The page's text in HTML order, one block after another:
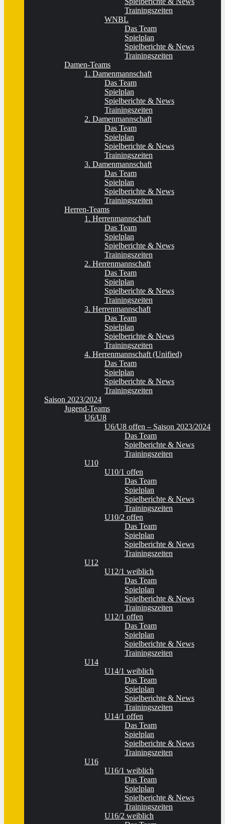
Trainingszeiten
WNBL
Das Team
Spielplan
Spielberichte & News
Trainingszeiten
Damen-Teams
1. Damenmannschaft
Das Team
Spielplan
Spielberichte & News
Trainingszeiten
2. Damenmannschaft
Das Team
Spielplan
Spielberichte & News
Trainingszeiten
3. Damenmannschaft
Das Team
Spielplan
Spielberichte & News
Trainingszeiten
Herren-Teams
1. Herrenmannschaft
Das Team
Spielplan
Spielberichte & News
Trainingszeiten
2. Herrenmannschaft
Das Team
Spielplan
Spielberichte & News
Trainingszeiten
3. Herrenmannschaft
Das Team
Spielplan
Spielberichte & News
Trainingszeiten
4. Herrenmannschaft (Unified)
Das Team
Spielplan
Spielberichte & News
Trainingszeiten
Saison 2023/2024
Jugend-Teams
U6/U8
U6/U8 offen – Saison 2023/2024
Das Team
Spielberichte & News
Trainingszeiten
U10
U10/1 offen
Das Team
Spielplan
Spielberichte & News
Trainingszeiten
U10/2 offen
Das Team
Spielplan
Spielberichte & News
Trainingszeiten
U12
U12/1 weiblich
Das Team
Spielplan
Spielberichte & News
Trainingszeiten
U12/1 offen
Das Team
Spielplan
Spielberichte & News
Trainingszeiten
U14
U14/1 weiblich
Das Team
Spielplan
Spielberichte & News
Trainingszeiten
U14/1 offen
Das Team
Spielplan
Spielberichte & News
Trainingszeiten
U16
U16/1 weiblich
Das Team
Spielplan
Spielberichte & News
Trainingszeiten
U16/2 weiblich